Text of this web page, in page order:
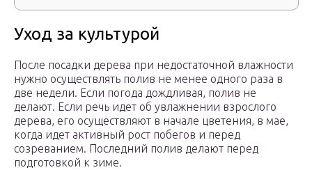
Уход за культурой
После посадки дерева при недостаточной влажности
нужно осуществлять полив не менее одного раза в
две недели. Если погода дождливая, полив не
делают. Если речь идет об увлажнении взрослого
дерева, его осуществляют в начале цветения, в мае,
когда идет активный рост побегов и перед
созреванием. Последний полив делают перед
подготовкой к зиме.